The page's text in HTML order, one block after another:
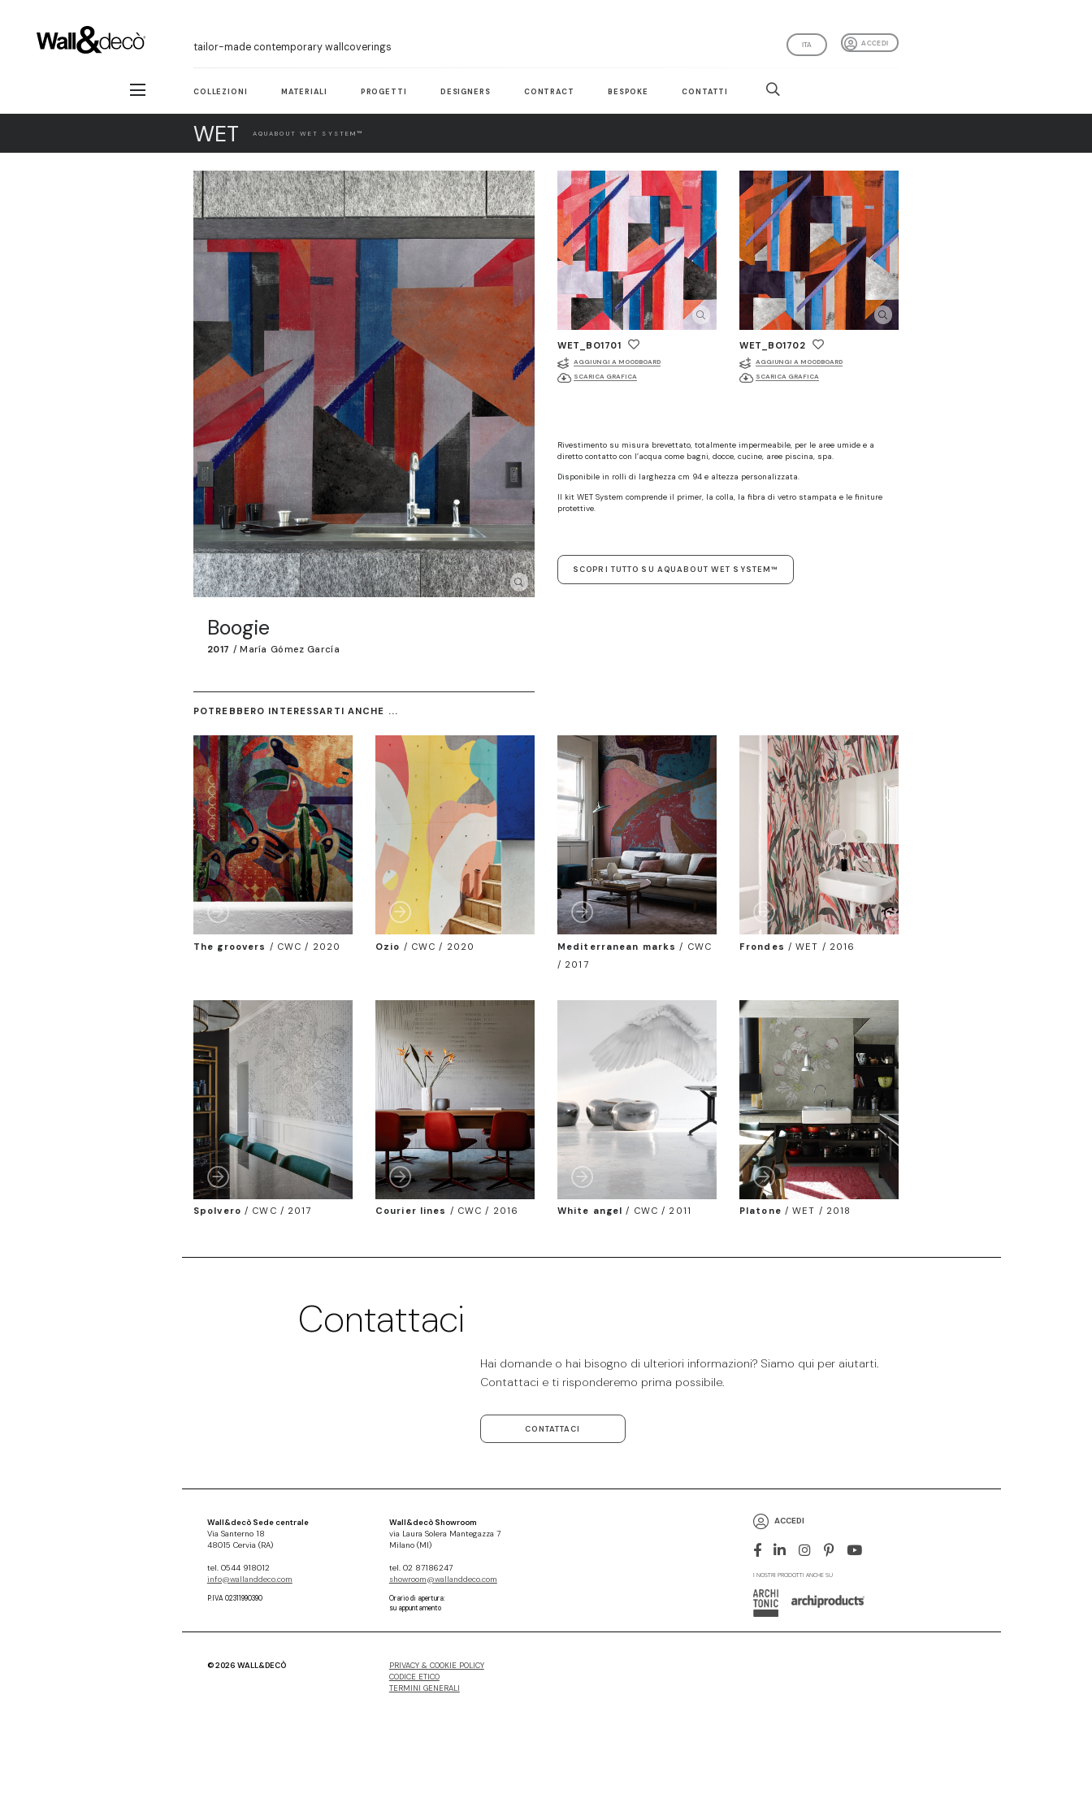
tailor-made contemporary wallcoverings ACCEDI
ITA
COLLEZIONI MATERIALI PROGETTI DESIGNERS CONTRACT BESPOKE CONTATTI
WET AQUABOUT WET SYSTEM™
Boogie
2017 / María Gómez García
WET_BO1701
AGGIUNGI A MOODBOARD
SCARICA GRAFICA
WET_BO1702
AGGIUNGI A MOODBOARD
SCARICA GRAFICA
Rivestimento su misura brevettato, totalmente impermeabile, per le aree umide e a
diretto contatto con l’acqua come bagni, docce, cucine, aree piscina, spa.
Disponibile in rolli di larghezza cm 94 e altezza personalizzata.
Il kit WET System comprende il primer, la colla, la fibra di vetro stampata e le finiture
protettive.
SCOPRI TUTTO SU AQUABOUT WET SYSTEM™
POTREBBERO INTERESSARTI ANCHE ...
The groovers / CWC / 2020 Ozio / CWC / 2020 Mediterranean marks / CWC
/ 2017
Frondes /WET / 2016
Spolvero / CWC / 2017 Courier lines / CWC / 2016 White angel / CWC / 2011 Platone /WET / 2018
Contattaci
Hai domande o hai bisogno di ulteriori informazioni? Siamo qui per aiutarti.
Contattaci e ti risponderemo prima possibile.
CONTATTACI
Wall&decò Sede centrale
Via Santerno 18
48015 Cervia (RA)
tel. 0544 918012
info@wallanddeco.com
P.IVA 02311990390
Wall&decò Showroom
via Laura Solera Mantegazza 7
Milano (MI)
tel. 02 87186247
showroom@wallanddeco.com
Orario di apertura:
su appuntamento
ACCEDI
I NOSTRI PRODOTTI ANCHE SU
© 2026 WALL&DECÒ
PRIVACY & COOKIE POLICY
CODICE ETICO
TERMINI GENERALI